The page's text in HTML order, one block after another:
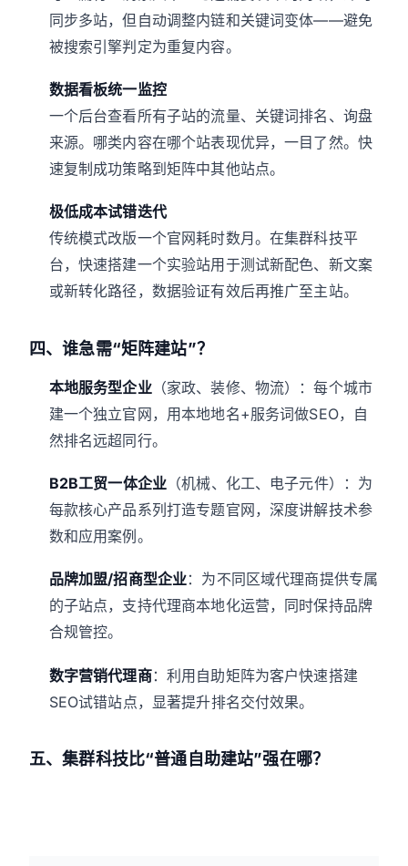
同步多站，但自动调整内链和关键词变体——避免
被搜索引擎判定为重复内容。
数据看板统一监控
一个后台查看所有子站的流量、关键词排名、询盘
来源。哪类内容在哪个站表现优异，一目了然。快
速复制成功策略到矩阵中其他站点。
极低成本试错迭代
传统模式改版一个官网耗时数月。在集群科技平
台，快速搭建一个实验站用于测试新配色、新文案
或新转化路径，数据验证有效后再推广至主站。
四、谁急需“矩阵建站”？
本地服务型企业（家政、装修、物流）：每个城市
建一个独立官网，用本地地名+服务词做SEO，自
然排名远超同行。
B2B工贸一体企业 （机械、化工、电子元件）：为
每款核心产品系列打造专题官网，深度讲解技术参
数和应用案例。
品牌加盟/招商型企业：为不同区域代理商提供专属
的子站点，支持代理商本地化运营，同时保持品牌
合规管控。
数字营销代理商：利用自助矩阵为客户快速搭建
SEO试错站点，显著提升排名交付效果。
五、集群科技比“普通自助建站”强在哪？